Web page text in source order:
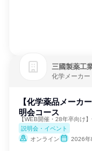
三國製薬工
化学メーカー
【化学薬品メーカ
明会コース
【WEB開催・28年卒向け
説明会・イベント
オンライン
2026年